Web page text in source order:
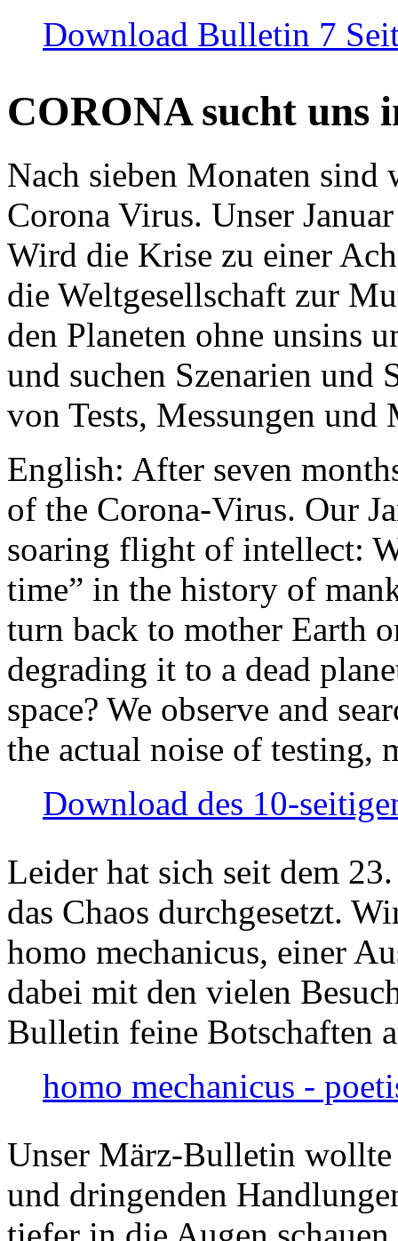
Download Bulletin 7
CORONA sucht uns
Nach sieben Monaten
Corona Virus. Unser
Wird die Krise zu einer
die Weltgesellschaft zur
den Planeten ohne unsins
und suchen Szenarien und
von Tests, Messungen und
English: After seven
of the Corona-Virus. Our
soaring flight of intellect:
time” in the history of
turn back to mother Earth
degrading it to a dead
space? We observe and
the actual noise of testing,
Download des 10-
Leider hat sich seit dem
das Chaos durchgesetzt.
homo mechanicus, einer
dabei mit den vielen
Bulletin feine Botschaften
homo mechanicus -
Unser März-Bulletin
und dringenden